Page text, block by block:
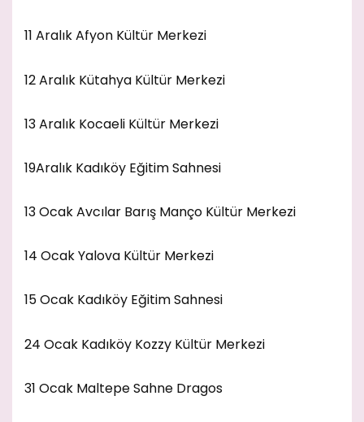
11 Aralık Afyon Kültür Merkezi
12 Aralık Kütahya Kültür Merkezi
13 Aralık Kocaeli Kültür Merkezi
19Aralık Kadıköy Eğitim Sahnesi
13 Ocak Avcılar Barış Manço Kültür Merkezi
14 Ocak Yalova Kültür Merkezi
15 Ocak Kadıköy Eğitim Sahnesi
24 Ocak Kadıköy Kozzy Kültür Merkezi
31 Ocak Maltepe Sahne Dragos